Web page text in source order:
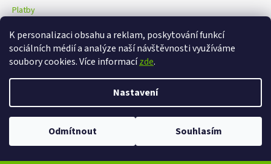
K personalizaci obsahu a reklam, poskytování funkcí
sociálních médií a analýze naší návštěvnosti využíváme
soubory cookies. Více informacízde.
Nastavení
Odmítnout Souhlasím
Platby
eXtrem-audio na facebooku eXtrem-audio na Instagramu
Copyright 2026eXtrem-audio.cz. Všechna práva vyhrazena.
Upravit nastavení cookies